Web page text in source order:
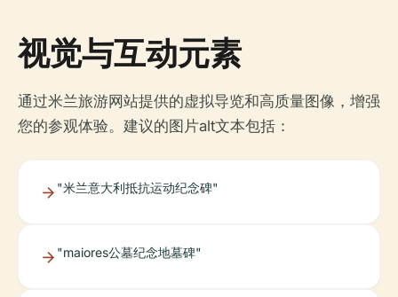
视觉与互动元素
通过米兰旅游网站提供的虚拟导览和高质量图像，增强
您的参观体验。建议的图片alt文本包括：
"米兰意大利抵抗运动纪念碑"
"maiores公墓纪念地墓碑"